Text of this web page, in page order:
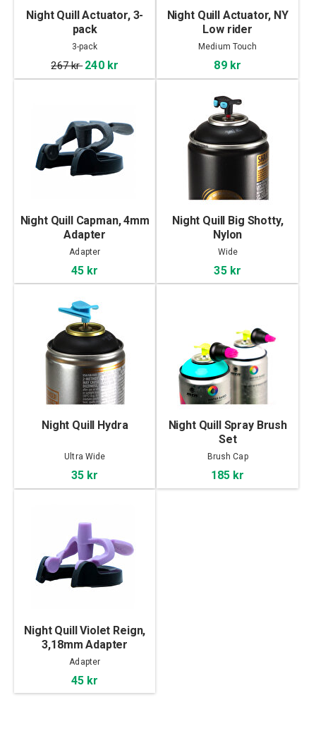
Night Quill Actuator, 3-
pack
3-pack
267 kr 240 kr
Night Quill Actuator, NY
Low rider
Medium Touch
89 kr
Night Quill Capman, 4mm
Adapter
Adapter
45 kr
Night Quill Big Shotty,
Nylon
Wide
35 kr
Night Quill Hydra
Ultra Wide
35 kr
Night Quill Spray Brush
Set
Brush Cap
185 kr
Night Quill Violet Reign,
3,18mm Adapter
Adapter
45 kr